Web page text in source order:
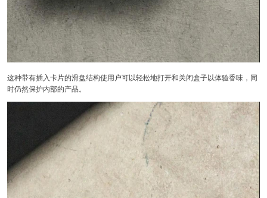
这种带有插入卡片的滑盘结构使用户可以轻松地打开和关闭盒子以体验香味，同
时仍然保护内部的产品。